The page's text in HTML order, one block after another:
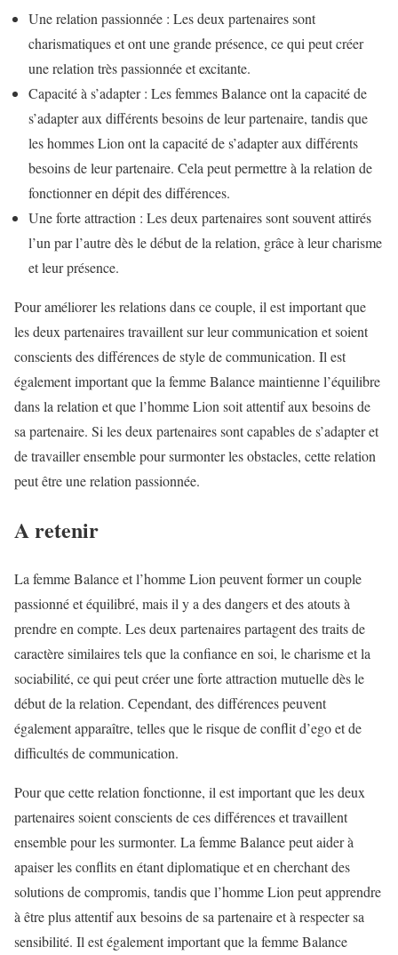
Une relation passionnée : Les deux partenaires sont
charismatiques et ont une grande présence, ce qui peut créer
une relation très passionnée et excitante.
Capacité à s’adapter : Les femmes Balance ont la capacité de
s’adapter aux différents besoins de leur partenaire, tandis que
les hommes Lion ont la capacité de s’adapter aux différents
besoins de leur partenaire. Cela peut permettre à la relation de
fonctionner en dépit des différences.
Une forte attraction : Les deux partenaires sont souvent attirés
l’un par l’autre dès le début de la relation, grâce à leur charisme
et leur présence.
Pour améliorer les relations dans ce couple, il est important que
les deux partenaires travaillent sur leur communication et soient
conscients des différences de style de communication. Il est
également important que la femme Balance maintienne l’équilibre
dans la relation et que l’homme Lion soit attentif aux besoins de
sa partenaire. Si les deux partenaires sont capables de s’adapter et
de travailler ensemble pour surmonter les obstacles, cette relation
peut être une relation passionnée.
A retenir
La femme Balance et l’homme Lion peuvent former un couple
passionné et équilibré, mais il y a des dangers et des atouts à
prendre en compte. Les deux partenaires partagent des traits de
caractère similaires tels que la confiance en soi, le charisme et la
sociabilité, ce qui peut créer une forte attraction mutuelle dès le
début de la relation. Cependant, des différences peuvent
également apparaître, telles que le risque de conflit d’ego et de
difficultés de communication.
Pour que cette relation fonctionne, il est important que les deux
partenaires soient conscients de ces différences et travaillent
ensemble pour les surmonter. La femme Balance peut aider à
apaiser les conflits en étant diplomatique et en cherchant des
solutions de compromis, tandis que l’homme Lion peut apprendre
à être plus attentif aux besoins de sa partenaire et à respecter sa
sensibilité. Il est également important que la femme Balance